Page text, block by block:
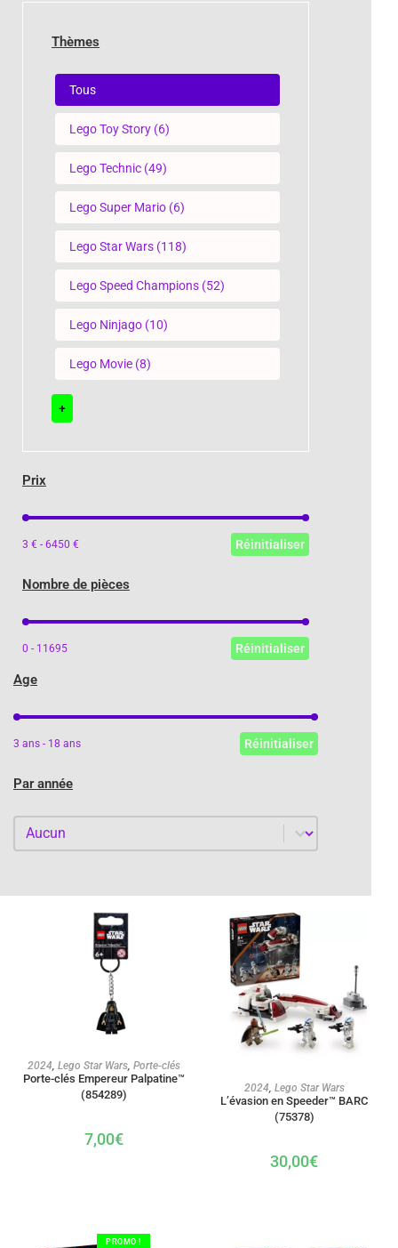
Thèmes
Thèmes
Tous
Lego Toy Story (6)
Lego Technic (49)
Lego Super Mario (6)
Lego Star Wars (118)
Lego Speed Champions (52)
Lego Ninjago (10)
Lego Movie (8)
+
Prix
Prix
3 € - 6450 € Réinitialiser
Nombre de pièces
Nombre de pièces
0 - 11695 Réinitialiser
Age
Age
3 ans - 18 ans Réinitialiser
Par année
Par année
Par année
AJOUTER AU PANIER
2024 Lego Star Wars Porte-clés
Porte-clés Empereur Palpatine™
(854289)
7,00€
AJOUTER AU PANIER
2024, Lego Star Wars
L’évasion en Speeder™ BARC
(75378)
30,00€
PROMO !